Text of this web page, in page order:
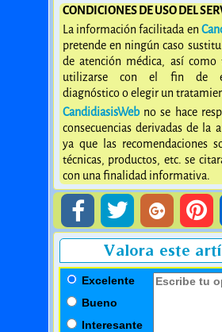
CONDICIONES DE USO DEL
La información facilitada en
pretende en ningún caso
de atención médica, así como
utilizarse con el fin de
diagnóstico o elegir un
CandidiasisWebno se hace
consecuencias derivadas de la
ya que las recomendaciones
técnicas, productos, etc. se
con una finalidad informativa.
Valora este
Excelente
Bueno
Interesante